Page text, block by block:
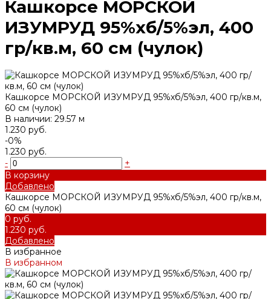
Кашкорсе МОРСКОЙ
ИЗУМРУД 95%хб/5%эл, 400
гр/кв.м, 60 см (чулок)
Кашкорсе МОРСКОЙ ИЗУМРУД 95%хб/5%эл, 400 гр/кв.м,
60 см (чулок)
В наличии: 29.57 м
1.230 руб.
-0%
1.230 руб.
-
+
В корзину
Добавлено
Кашкорсе МОРСКОЙ ИЗУМРУД 95%хб/5%эл, 400 гр/кв.м,
60 см (чулок)
0 руб.
1.230 руб.
Добавлено
В избранное
В избранном